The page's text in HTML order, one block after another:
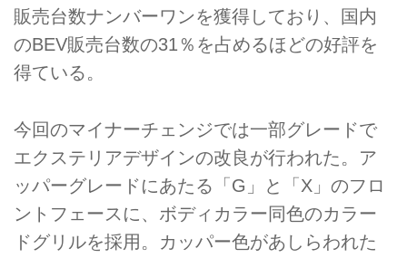
販売台数ナンバーワンを獲得しており、国内
のBEV販売台数の31％を占めるほどの好評を
得ている。
今回のマイナーチェンジでは一部グレードで
エクステリアデザインの改良が行われた。ア
ッパーグレードにあたる「G」と「X」のフロ
ントフェースに、ボディカラー同色のカラー
ドグリルを採用。カッパー色があしらわれた